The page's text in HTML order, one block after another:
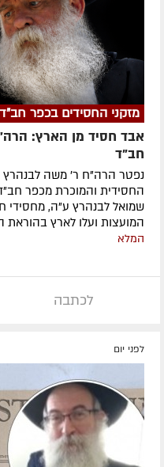
מזקני החסידים בכפר חב"ד
אבד חסיד מן הארץ:
חב"ד
נפטר הרה"ח ר' משה
החסידית והמוכרת מכפר
שמואל לבנהרץ ע"ה, מחסידי
המועצות ועלו לארץ בהוראת
המלא
לכתבה
לפני יום